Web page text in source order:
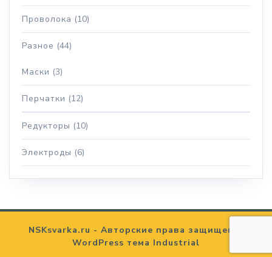
Проволока (10)
Разное (44)
Маски (3)
Перчатки (12)
Редукторы (10)
Электроды (6)
NSKsvarka.ru - Авторские права защищены.
WordPress тема Industrial